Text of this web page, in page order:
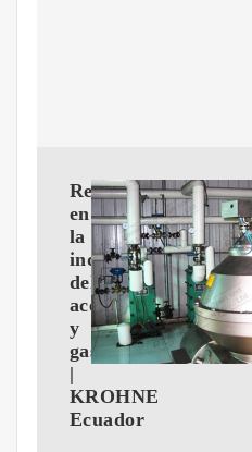
Refinación
en
la
industria
del
aceite
y
gas
|
KROHNE
Ecuador